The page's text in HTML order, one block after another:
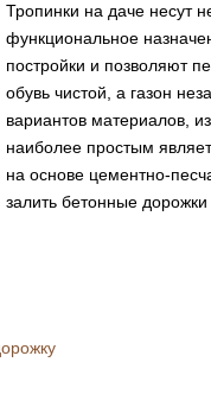
Тропинки на даче несут
функциональное
постройки и позволяют
обувь чистой, а газон
вариантов материалов,
наиболее простым
на основе цементно-
залить бетонные